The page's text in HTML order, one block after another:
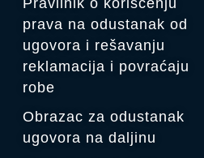
Pravilnik o korišćenju
prava na odustanak od
ugovora i rešavanju
reklamacija i povraćaju
robe
Obrazac za odustanak
ugovora na daljinu